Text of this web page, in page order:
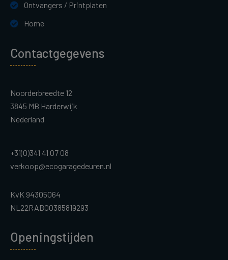
Ontvangers / Printplaten
Home
Contactgegevens
Noorderbreedte 12
3845 MB Harderwijk
Nederland
+31(0)341 41 07 08
verkoop@ecogaragedeuren.nl
KvK 94305064
NL22RABO0385819293
Openingstijden